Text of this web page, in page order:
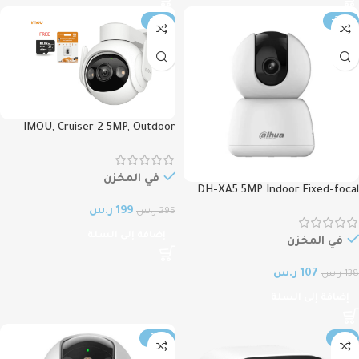
-22%
DH-XA5 5MP Indoor Fixed-focal
عرض كاميرا للاطفال ذكية داخلية
الأشخاص والحيوانات بزاوية 360°
في المخزن
138 ر.س 107 ر.س
-33%
IMOU, Cruiser 2 5MP, Outdoor
Pan & Tilt 360 Degree Rotation,
OUTDOOR IPC-GS7EN-5M0WE
في المخزن
295 ر.س 199 ر.س
-11%
-30%